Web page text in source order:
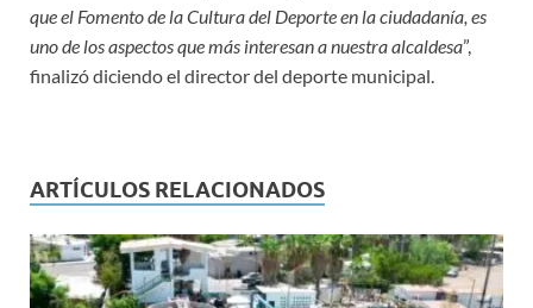
que el Fomento de la Cultura del Deporte en la ciudadanía, es
uno de los aspectos que más interesan a nuestra alcaldesa”,
finalizó diciendo el director del deporte municipal.
ARTÍCULOS RELACIONADOS